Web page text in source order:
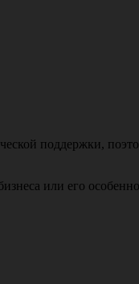
поддержки,
или его